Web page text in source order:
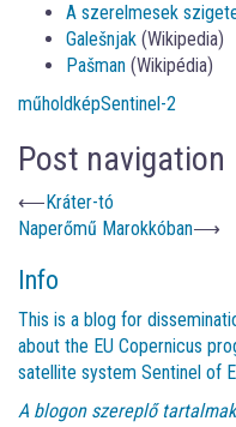
A szerelmesek
Galešnjak (Wikipedia)
Pašman (Wikipédia)
műholdképSentinel-2
Post navigation
⟵Kráter-tó
Naperőmű Marokkóban⟶
Info
This is a blog for
about the EU Copernicus
satellite system Sentinel of
A blogon szereplő